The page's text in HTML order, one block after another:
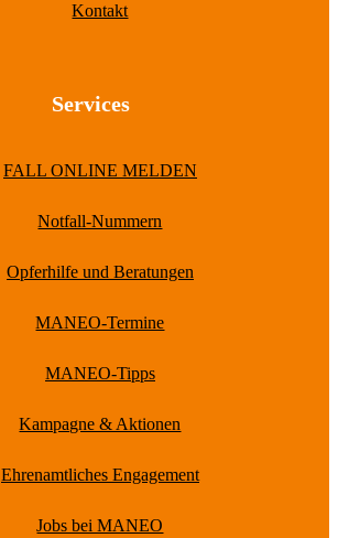
Kontakt
Services
FALL ONLINE MELDEN
Notfall-Nummern
Opferhilfe und Beratungen
MANEO-Termine
MANEO-Tipps
Kampagne & Aktionen
Ehrenamtliches Engagement
Jobs bei MANEO